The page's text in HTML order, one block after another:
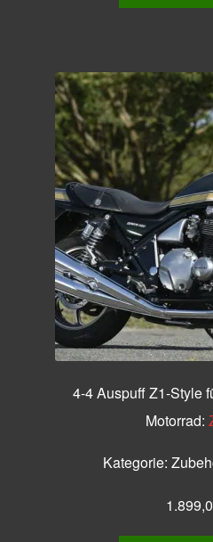
4-4 Auspuff Z1-Style
Motorrad:
Kategorie: